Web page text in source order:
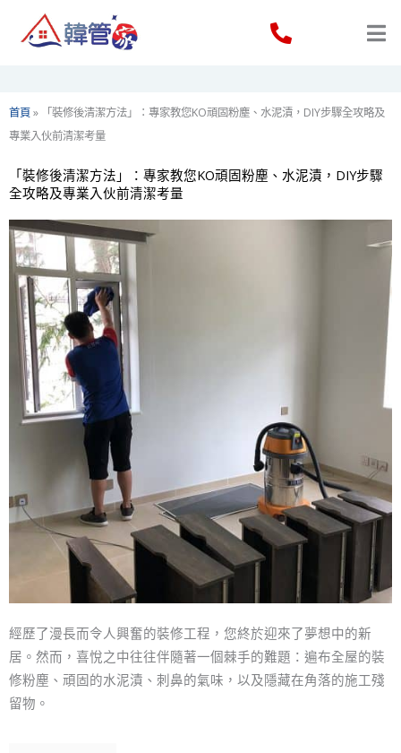
首頁»
「裝修後清潔方法」：專家教您KO頑固粉塵、水泥漬，DIY步驟全攻略及
專業入伙前清潔考量
「裝修後清潔方法」：專家教您KO頑固粉塵、水泥漬，DIY步驟
全攻略及專業入伙前清潔考量
經歷了漫長而令人興奮的裝修工程，您終於迎來了夢想中的新
居。然而，喜悅之中往往伴隨著一個棘手的難題：遍布全屋的裝
修粉塵、頑固的水泥漬、刺鼻的氣味，以及隱藏在角落的施工殘
留物。